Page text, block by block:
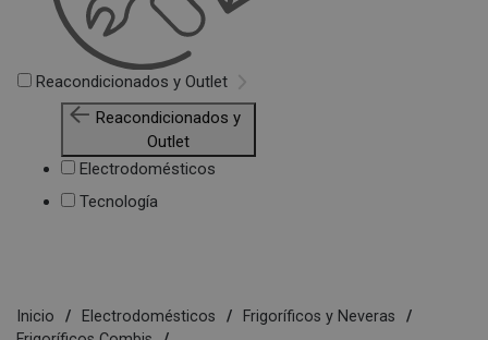
Reacondicionados y Outlet
Reacondicionados y
Outlet
Electrodomésticos
Tecnología
Inicio Electrodomésticos
Frigoríficos y Neveras